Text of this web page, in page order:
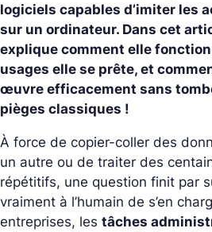
logiciels capables d’imiter les
sur un ordinateur. Dans cet
explique comment elle
usages elle se prête, et
œuvre efficacement sans
pièges classiques !
À force de copier-coller des
un autre ou de traiter des
répétitifs, une question finit par
vraiment à l’humain de s’en
entreprises, les tâches